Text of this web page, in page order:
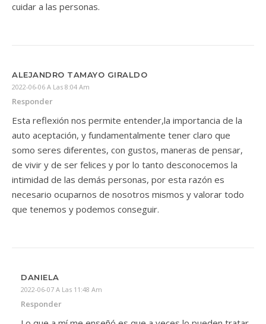
cuidar a las personas.
ALEJANDRO TAMAYO GIRALDO
2022-06-06 A Las 8:04 Am
Responder
Esta reflexión nos permite entender,la importancia de la
auto aceptación, y fundamentalmente tener claro que
somo seres diferentes, con gustos, maneras de pensar,
de vivir y de ser felices y por lo tanto desconocemos la
intimidad de las demás personas, por esta razón es
necesario ocuparnos de nosotros mismos y valorar todo
que tenemos y podemos conseguir.
DANIELA
2022-06-07 A Las 11:48 Am
Responder